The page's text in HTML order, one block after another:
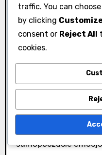
PMS.
pełnowartościowe
warzywa,
może pomóc w
krwi i poprawie
Włączaj do diety
tłuszczowe omega-
orzechy włoskie i
one zmniejszać stan
samopoczucie
traffic. You can
by clicking
consent or Reject All
cookies.